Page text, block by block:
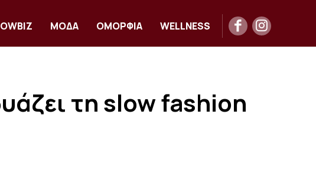
ΜΟΔΑ ΟΜΟΡΦΙΑ WELLNESS
τη slow fashion